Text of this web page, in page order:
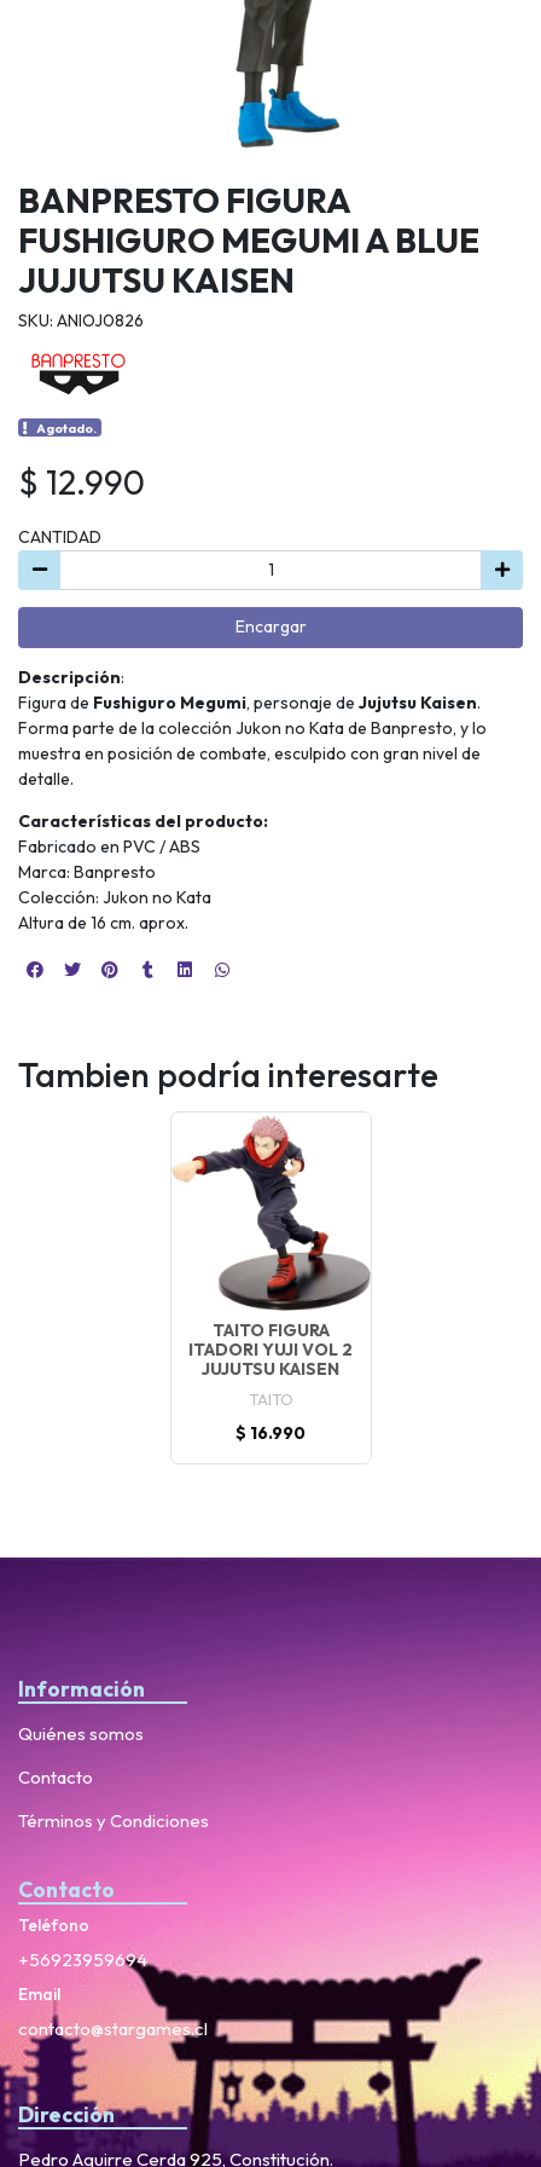
BANPRESTO FIGURA
FUSHIGURO MEGUMI A BLUE
JUJUTSU KAISEN
SKU: ANIOJ0826
Agotado.
$ 12.990
CANTIDAD
Encargar
Descripción:
Figura de Fushiguro Megumi, personaje de Jujutsu Kaisen.
Forma parte de la colección Jukon no Kata de Banpresto, y lo
muestra en posición de combate, esculpido con gran nivel de
detalle.
Características del producto:
Fabricado en PVC / ABS
Marca: Banpresto
Colección: Jukon no Kata
Altura de 16 cm. aprox.
Tambien podría interesarte
TAITO FIGURA
ITADORI YUJI VOL 2
JUJUTSU KAISEN
TAITO
$ 16.990
Información
Quiénes somos
Contacto
Términos y Condiciones
Contacto
Teléfono
+56923959694
Email
contacto@stargames.cl
Dirección
Pedro Aguirre Cerda 925, Constitución.